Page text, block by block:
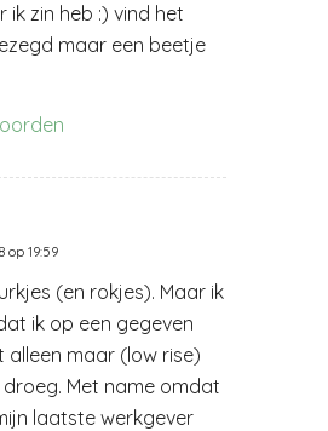
ik zin heb :) vind het
maar een beetje
op 19:59
(en rokjes). Maar ik
ik op een gegeven
alleen maar (low rise)
droeg. Met name omdat
laatste werkgever